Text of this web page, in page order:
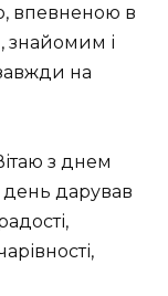
впевненою в
знайомим і
на
з днем
дарував